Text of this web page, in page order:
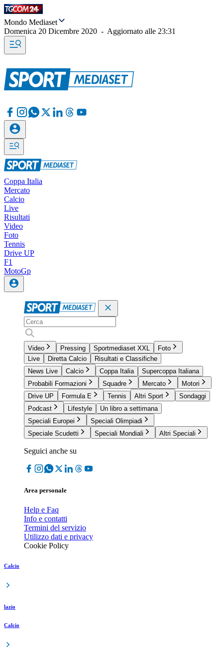
Mondo Mediaset
Domenica 20 Dicembre 2020 - Aggiornato alle 23:31
Coppa Italia
Mercato
Calcio
Live
Risultati
Video
Foto
Tennis
Drive UP
F1
MotoGp
Video Pressing Sportmediaset XXL
Foto
Live
Diretta Calcio
Risultati e Classifiche
News Live
Calcio Coppa Italia
Supercoppa Italiana
Probabili Formazioni
Squadre Mercato
Motori
Drive UP
Formula E Tennis Altri Sport
Sondaggi
Podcast
Lifestyle
Un libro a settimana
Speciali Europei
Speciali Olimpiadi
Speciale Scudetti
Speciali Mondiali Altri Speciali
Seguici anche su
Area personale
Help e Faq
Info e contatti
Termini del servizio
Utilizzo dati e privacy
Cookie Policy
Calcio
lazio
Calcio